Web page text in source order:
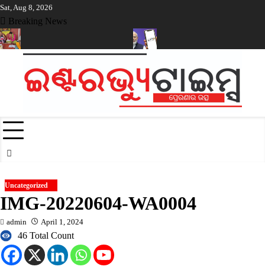
Skip
to
content
Sat, Aug 8, 2026
Breaking News
Uncategorized
IMG-20220604-WA0004
admin April 1, 2024
46 Total Count